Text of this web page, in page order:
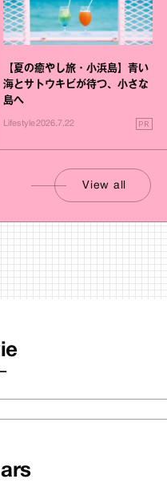
【夏の癒やし旅・小浜島】青い
海とサトウキビが待つ、小さな
島へ
Lifestyle2026.7.22 PR
View all